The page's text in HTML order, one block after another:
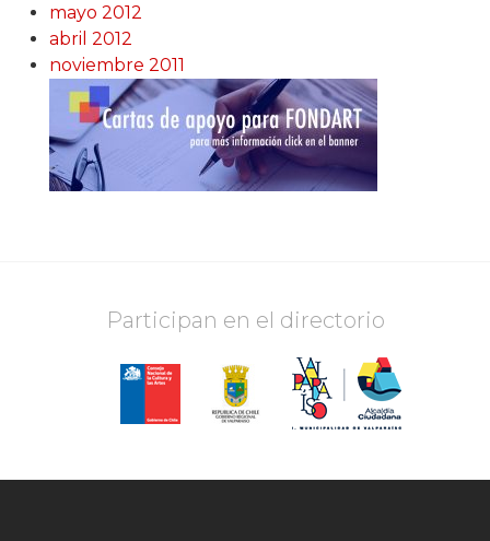
mayo 2012
abril 2012
noviembre 2011
Participan en el directorio